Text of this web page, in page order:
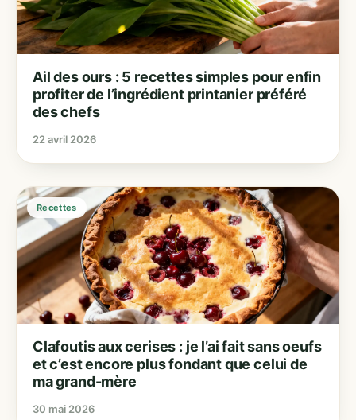
Ail des ours : 5 recettes simples pour enfin
profiter de l’ingrédient printanier préféré
des chefs
22 avril 2026
Recettes
Clafoutis aux cerises : je l’ai fait sans oeufs
et c’est encore plus fondant que celui de
ma grand-mère
30 mai 2026